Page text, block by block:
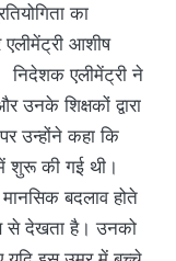
का
आशीष
निदेशक एलीमेंट्री ने
उनके शिक्षकों द्वारा
उन्होंने कहा कि
में शुरू की गई थी।
मानसिक बदलाव होते
से देखता है। उनको